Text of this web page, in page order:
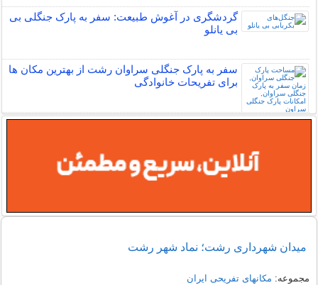
گردشگری در آغوش طبیعت: سفر به پارک جنگلی بی
بی یانلو
سفر به پارک جنگلی سراوان رشت از بهترین مکان ها
برای تفریحات خانوادگی
میدان شهرداری رشت؛ نماد شهر رشت
مجموعه: مکانهای تفریحی ايران